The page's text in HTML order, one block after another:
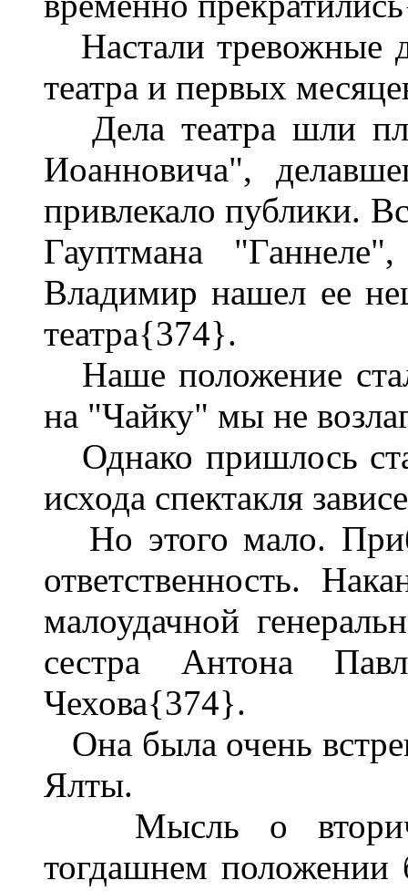
Настали тревожные
театра и первых
Дела театра шли
Иоанновича",
привлекало публики.
Гауптмана
Владимир нашел ее
театра{374}.
Наше положение
на "Чайку" мы не
Однако пришлось
исхода спектакля
Но этого мало.
ответственность.
малоудачной
сестра Антона
Чехова{374}.
Она была очень
Ялты.
Мысль о
тогдашнем положении